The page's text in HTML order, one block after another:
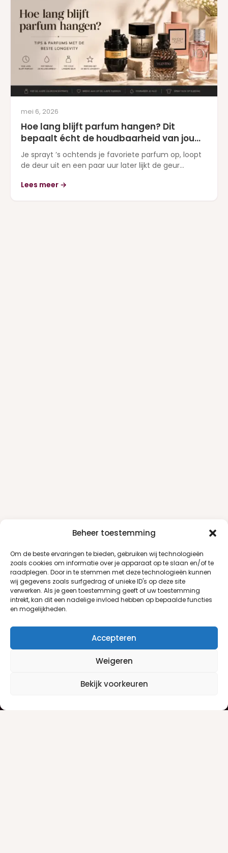
Beheer toestemming
Om de beste ervaringen te bieden, gebruiken wij technologieën
zoals cookies om informatie over je apparaat op te slaan en/of te
raadplegen. Door in te stemmen met deze technologieën kunnen
wij gegevens zoals surfgedrag of unieke ID's op deze site
verwerken. Als je geen toestemming geeft of uw toestemming
intrekt, kan dit een nadelige invloed hebben op bepaalde functies
en mogelijkheden.
Accepteren
Weigeren
Bekijk voorkeuren
mei 6, 2026
Hoe lang blijft parfum hangen? Dit
bepaalt écht de houdbaarheid van jouw
geur
Je sprayt ’s ochtends je favoriete parfum op, loopt
de deur uit en een paar uur later lijkt de geur...
Lees meer →